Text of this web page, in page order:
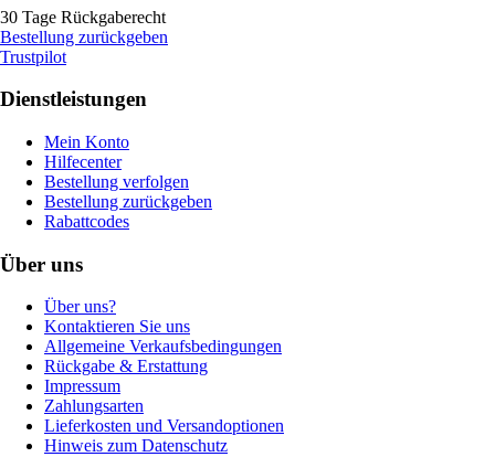
30 Tage Rückgaberecht
Bestellung zurückgeben
Trustpilot
Dienstleistungen
Mein Konto
Hilfecenter
Bestellung verfolgen
Bestellung zurückgeben
Rabattcodes
Über uns
Über uns?
Kontaktieren Sie uns
Allgemeine Verkaufsbedingungen
Rückgabe & Erstattung
Impressum
Zahlungsarten
Lieferkosten und Versandoptionen
Hinweis zum Datenschutz